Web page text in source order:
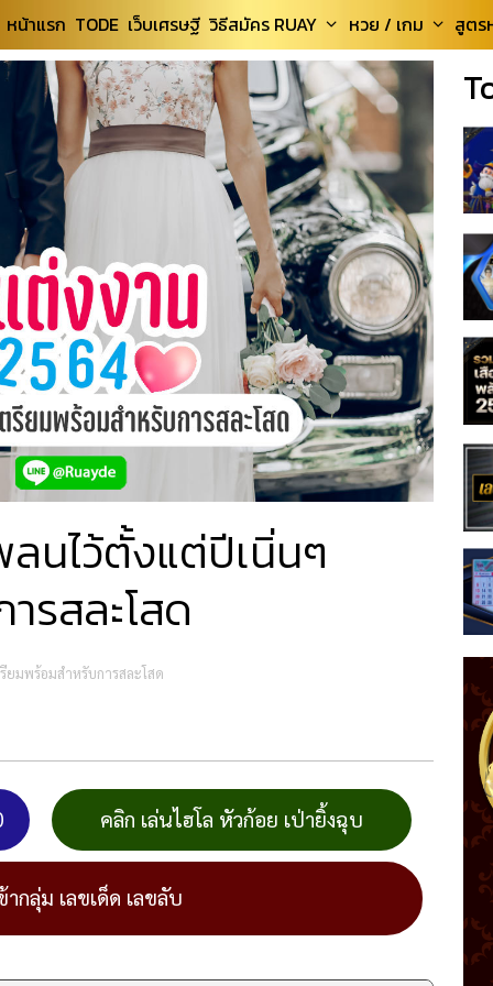
หน้าแรก TODE เว็บเศรษฐี วิธีสมัคร RUAY หวย / เกม สูตร
นไว้ตั้งแต่ปีเนิ่นๆ
รสละโสด
ยมพร้อมสำหรับการสละโสด
คลิก เล่นไฮโล หัวก้อย เป่ายิ้งฉุบ
ากลุ่ม เลขเด็ด เลขลับ